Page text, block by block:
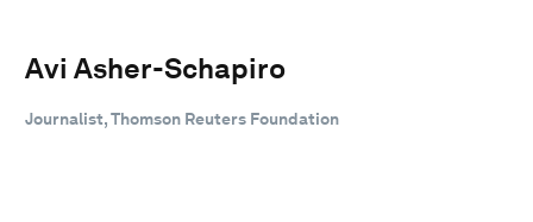
Avi Asher-Schapiro
Journalist, Thomson Reuters Foundation